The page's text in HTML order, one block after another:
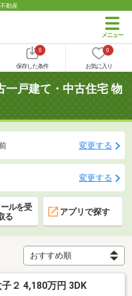
動産
0
保存した条件
0
お気に入り
一戸建て・中古住宅 物
変更する
変更する
ルを受
る
アプリで探す
２ 4,180万円 3DK